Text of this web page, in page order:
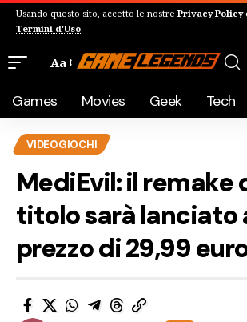
Usando questo sito, accetto le nostre Privacy Policy
Termini d'Uso.
Aa
Games Movies Geek Tech
VIDEOGIOCHI
MediEvil: il remake
titolo sarà lanciato
prezzo di 29,99